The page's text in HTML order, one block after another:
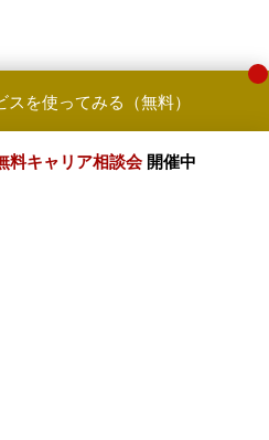
を使ってみる（無料）
料キャリア相談会 開催中